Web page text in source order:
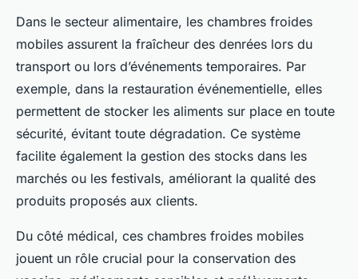
Dans le secteur alimentaire, les chambres froides
mobiles assurent la fraîcheur des denrées lors du
transport ou lors d’événements temporaires. Par
exemple, dans la restauration événementielle, elles
permettent de stocker les aliments sur place en toute
sécurité, évitant toute dégradation. Ce système
facilite également la gestion des stocks dans les
marchés ou les festivals, améliorant la qualité des
produits proposés aux clients.
Du côté médical, ces chambres froides mobiles
jouent un rôle crucial pour la conservation des